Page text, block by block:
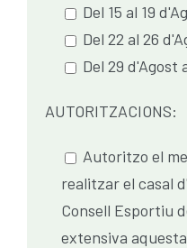
Del 15 al 19
Del 22 al 26
Del 29 d'Agost
AUTORITZACIONS:
Autoritzo el
realitzar el casal
Consell Esportiu
extensiva